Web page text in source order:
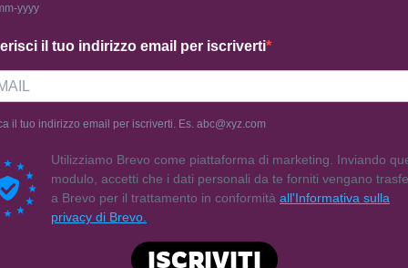
yyyy
il tuo indirizzo email per iscriverti
il tuo indirizzo email per iscriverti. Es. abc@xyz.com
Utilizziamo Brevo come piattaforma di marketing. Inviando
modulo, accetti che i dati personali da te forniti vengano
a Brevo per il trattamento in conformità all'Informativa sulla
privacy di Brevo.
ISCRIVITI
(300g) Taralli alla Curcuma (250g)